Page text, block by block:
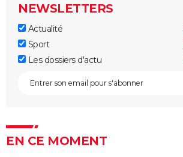
NEWSLETTERS
Actualité
Sport
Les dossiers d'actu
EN CE MOMENT